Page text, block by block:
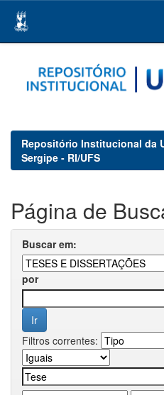
navigation
Repositório Institucional da
Sergipe - RI/UFS
Página de
Buscar em:
por
Filtros correntes: